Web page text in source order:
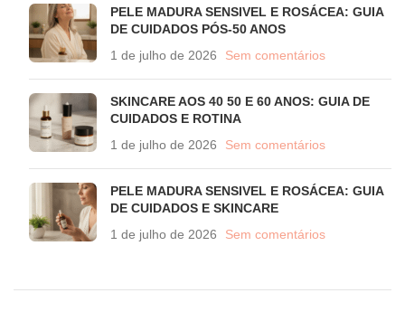
PELE MADURA SENSIVEL E ROSÁCEA: GUIA
DE CUIDADOS PÓS-50 ANOS
1 de julho de 2026
Sem comentários
SKINCARE AOS 40 50 E 60 ANOS: GUIA DE
CUIDADOS E ROTINA
1 de julho de 2026
Sem comentários
PELE MADURA SENSIVEL E ROSÁCEA: GUIA
DE CUIDADOS E SKINCARE
1 de julho de 2026
Sem comentários